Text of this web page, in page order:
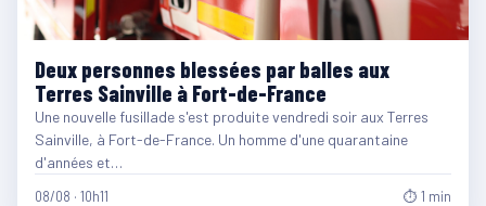
Deux personnes blessées par balles aux
Terres Sainville à Fort-de-France
Une nouvelle fusillade s'est produite vendredi soir aux Terres
Sainville, à Fort-de-France. Un homme d'une quarantaine
d'années et…
08/08 · 10h11 ⏱ 1 min